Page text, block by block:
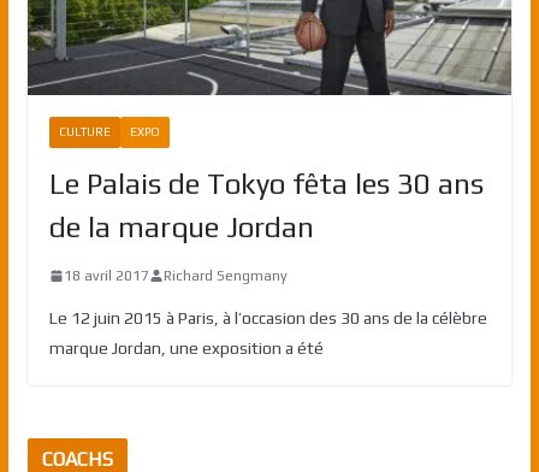
CULTURE EXPO
Le Palais de Tokyo fêta les 30 ans
de la marque Jordan
18 avril 2017 Richard Sengmany
Le 12 juin 2015 à Paris, à l’occasion des 30 ans de la célèbre
marque Jordan, une exposition a été
COACHS